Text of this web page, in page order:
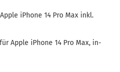
iPho­ne 14 Pro Max inkl.
Apple iPho­ne 14 Pro Max, in­